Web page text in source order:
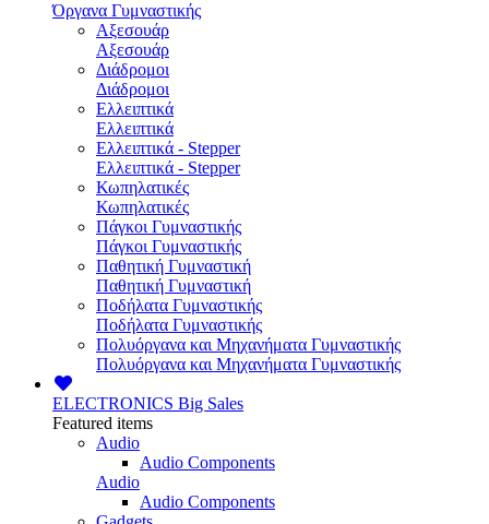
Όργανα Γυμναστικής
Αξεσουάρ
Αξεσουάρ
Διάδρομοι
Διάδρομοι
Ελλειπτικά
Ελλειπτικά
Ελλειπτικά - Stepper
Ελλειπτικά - Stepper
Κωπηλατικές
Κωπηλατικές
Πάγκοι Γυμναστικής
Πάγκοι Γυμναστικής
Παθητική Γυμναστική
Παθητική Γυμναστική
Ποδήλατα Γυμναστικής
Ποδήλατα Γυμναστικής
Πολυόργανα και Μηχανήματα Γυμναστικής
Πολυόργανα και Μηχανήματα Γυμναστικής
ELECTRONICS Big Sales
Featured items
Audio
Audio Components
Audio
Audio Components